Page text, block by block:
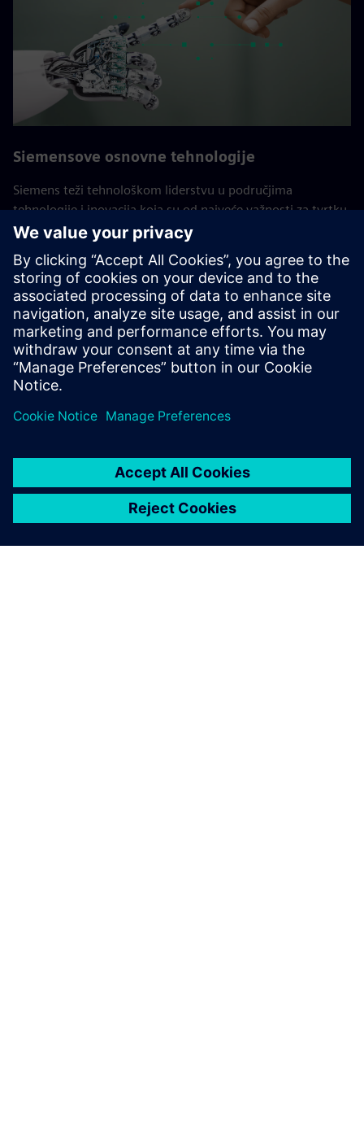
Siemensove osnovne tehnologije
Siemens teži tehnološkom liderstvu u područjima
tehnologije i inovacija koja su od najveće važnosti za tvrtku.
Ove osnovne tehnologije ključne su za dugoročni uspjeh
istraživačkog odjela za tehnologiju i različitih tvrtki ovdje
rade zajedno, konsolidirajući istraživačke i razvojne
aktivnosti tvrtke.
Povratak na sve Siemens Core Technologies